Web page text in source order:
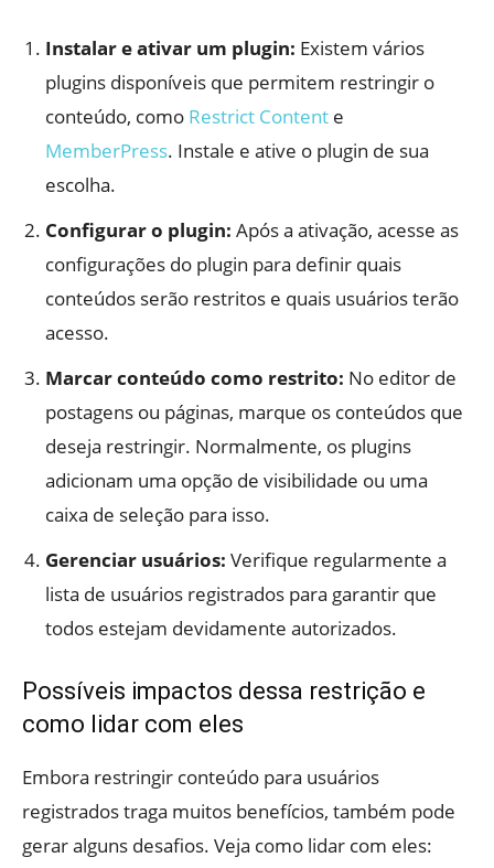
Instalar e ativar um plugin: Existem vários
plugins disponíveis que permitem restringir o
conteúdo, como Restrict Content e
MemberPress. Instale e ative o plugin de sua
escolha.
Configurar o plugin: Após a ativação, acesse as
configurações do plugin para definir quais
conteúdos serão restritos e quais usuários terão
acesso.
Marcar conteúdo como restrito: No editor de
postagens ou páginas, marque os conteúdos que
deseja restringir. Normalmente, os plugins
adicionam uma opção de visibilidade ou uma
caixa de seleção para isso.
Gerenciar usuários: Verifique regularmente a
lista de usuários registrados para garantir que
todos estejam devidamente autorizados.
Possíveis impactos dessa restrição e
como lidar com eles
Embora restringir conteúdo para usuários
registrados traga muitos benefícios, também pode
gerar alguns desafios. Veja como lidar com eles: